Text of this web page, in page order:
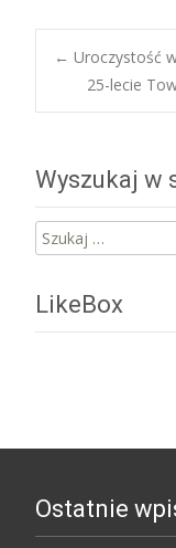
Post
← Uroczystość
25-lecie
Wyszukaj w
Szukaj:
LikeBox
Ostatnie